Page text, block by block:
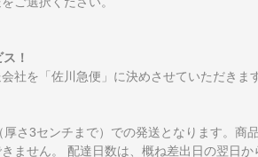
！
社を「佐川急便」に決めさせていただきま
さ3センチまで）での発送となります。商
ません。 配達日数は、概ね差出日の翌日